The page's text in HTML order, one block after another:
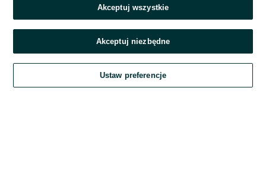
Zaloguj się
Kontynuując za pośrednictwem jednego z dostawców wskazanych powyżej,
OLX.pl w jego aktualnym brzmieniu.
Akceptuj wszystkie
Akceptuj niezbędne
Ustaw preferencje